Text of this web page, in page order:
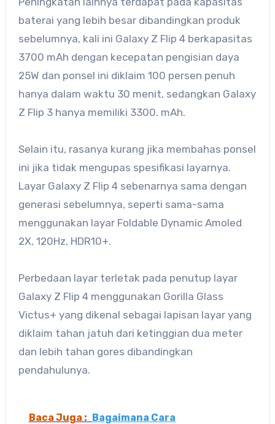
baterai yang lebih besar dibandingkan produk
sebelumnya, kali ini Galaxy Z Flip 4 berkapasitas
3700 mAh dengan kecepatan pengisian daya
25W dan ponsel ini diklaim 100 persen penuh
hanya dalam waktu 30 menit, sedangkan Galaxy
Z Flip 3 hanya memiliki 3300. mAh.
Selain itu, rasanya kurang jika membahas ponsel
ini jika tidak mengupas spesifikasi layarnya.
Layar Galaxy Z Flip 4 sebenarnya sama dengan
generasi sebelumnya, seperti sama-sama
menggunakan layar Foldable Dynamic Amoled
2X, 120Hz, HDR10+.
Perbedaan layar terletak pada penutup layar
Galaxy Z Flip 4 menggunakan Gorilla Glass
Victus+ yang dikenal sebagai lapisan layar yang
diklaim tahan jatuh dari ketinggian dua meter
dan lebih tahan gores dibandingkan
pendahulunya.
Baca Juga : Bagaimana Cara